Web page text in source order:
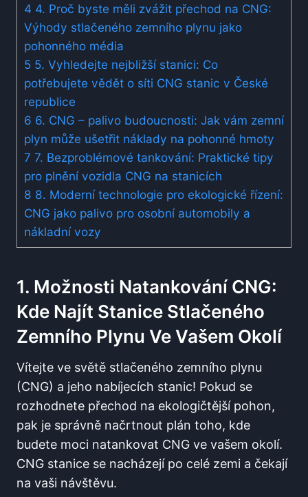
4 4. Proč byste měli zvážit přechod na CNG:
Výhody stlačeného zemního plynu jako
pohonného média
5 5. Vyhledejte nejbližší stanici: Co
potřebujete vědět o síti CNG stanic v České
republice
6 6. CNG – palivo budoucnosti: Jak vám zemní
plyn může ušetřit náklady na pohonné hmoty
7 7. Bezproblémové tankování: Praktické tipy
pro plnění vozidla CNG na stanicích
8 8. Moderní technologie pro ekologické řízení:
CNG jako palivo pro osobní automobily a
nákladní vozy
1. Možnosti Natankování CNG:
Kde Najít Stanice Stlačeného
Zemního Plynu Ve Vašem Okolí
Vítejte ve světě stlačeného zemního plynu
(CNG) a jeho nabíjecích stanic! Pokud se
rozhodnete přechod na ekologičtější pohon,
pak je správně načrtnout plán toho, kde
budete moci natankovat CNG ve vašem okolí.
CNG stanice se nacházejí po celé zemi a čekají
na vaši návštěvu.